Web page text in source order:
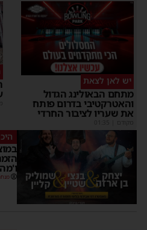
יש לאן לצאת
מתחם הבאולינג הגדול
והאטרקטיבי בדרום פותח
את שעריו לציבור החרדי
מקודם